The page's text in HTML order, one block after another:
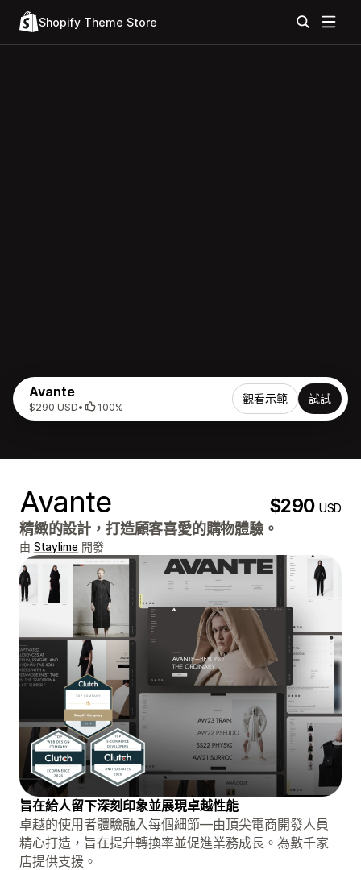
Shopify Theme Store
Avante
$290 USD• 100%
觀看示範 試試
Avante $290USD
精緻的設計，打造顧客喜愛的購物體驗。
由 Staylime 開發
旨在給人留下深刻印象並展現卓越性能
卓越的使用者體驗融入每個細節—由頂尖電商開發人員
精心打造，旨在提升轉換率並促進業務成長。為數千家
店提供支援。